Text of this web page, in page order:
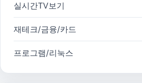
실시간TV보기
재테크/금융/카드
프로그램/리눅스